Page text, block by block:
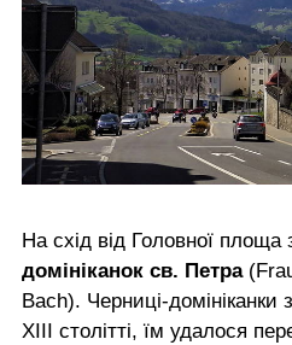
На схід від Головної площа
домініканок св. Петра
Bach). Черниці-
XIII столітті, їм удалося